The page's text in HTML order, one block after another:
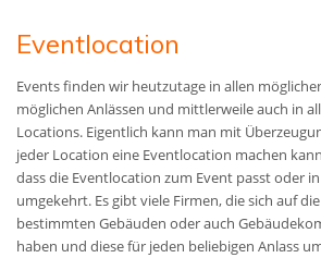
Eventlocation
Events finden wir heutzutage in allen
möglichen Anlässen und mittlerweile auch in
Locations. Eigentlich kann man mit
jeder Location eine Eventlocation machen
dass die Eventlocation zum Event passt oder
umgekehrt. Es gibt viele Firmen, die sich auf
bestimmten Gebäuden oder auch
haben und diese für jeden beliebigen Anlass